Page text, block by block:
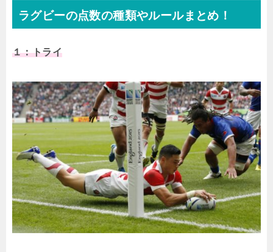
ラグビーの点数の種類やルールまとめ！
１：トライ